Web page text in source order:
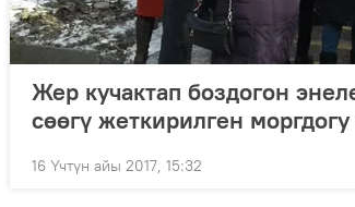
Жер кучактап боздогон
сөөгү жеткирилген моргдогу
16 Үчтүн айы 2017, 15:32